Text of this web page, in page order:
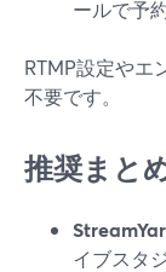
ールで予
RTMP設定やエ
不要です。
推奨まと
イブスタ